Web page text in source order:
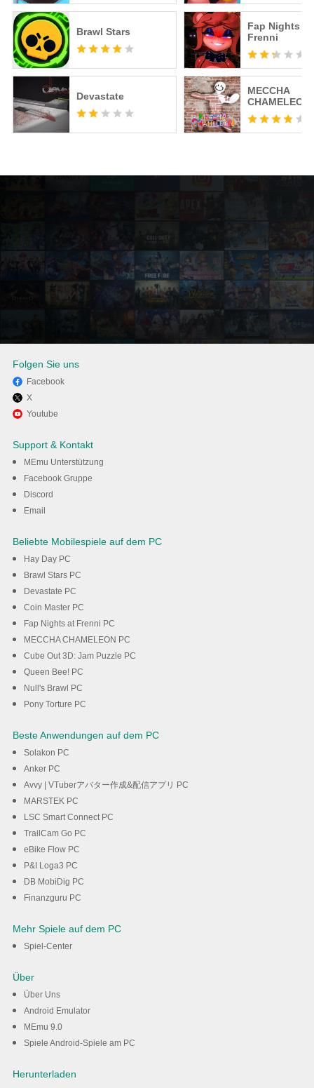
Brawl Stars
Devastate
Fap Nights at
Frenni
MECCHA
CHAMELEON
Viel Spaß beim Spielen von
Dr. Mario World auf dem PC
Folgen Sie uns
Facebook
X
Youtube
Support & Kontakt
MEmu Unterstützung
Facebook Gruppe
Discord
Email
Beliebte Mobilespiele auf dem PC
Hay Day PC
Brawl Stars PC
Devastate PC
Coin Master PC
Fap Nights at Frenni PC
MECCHA CHAMELEON PC
Cube Out 3D: Jam Puzzle PC
Queen Bee! PC
Null's Brawl PC
Pony Torture PC
Beste Anwendungen auf dem PC
Solakon PC
Anker PC
Avvy | VTuberアバター作成&配信アプリ PC
MARSTEK PC
LSC Smart Connect PC
TrailCam Go PC
eBike Flow PC
P&I Loga3 PC
DB MobiDig PC
Finanzguru PC
Mehr Spiele auf dem PC
Spiel-Center
Über
Über Uns
Android Emulator
MEmu 9.0
Spiele Android-Spiele am PC
Herunterladen